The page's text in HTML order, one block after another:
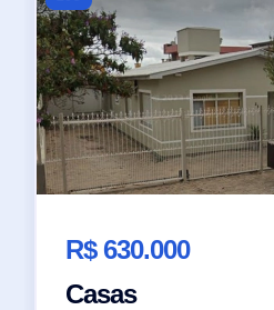
R$ 630.000
Casas